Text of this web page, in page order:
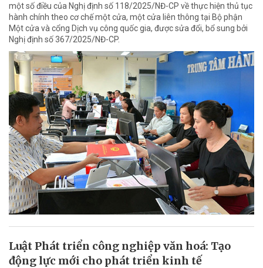
một số điều của Nghị định số 118/2025/NĐ-CP về thực hiện thủ tục
hành chính theo cơ chế một cửa, một cửa liên thông tại Bộ phận
Một cửa và cổng Dịch vụ công quốc gia, được sửa đổi, bổ sung bởi
Nghị định số 367/2025/NĐ-CP.
Luật Phát triển công nghiệp văn hoá: Tạo
động lực mới cho phát triển kinh tế